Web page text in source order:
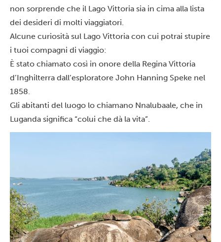
non sorprende che il Lago Vittoria sia in cima alla lista
dei desideri di molti viaggiatori.
Alcune curiosità sul Lago Vittoria con cui potrai stupire
i tuoi compagni di viaggio:
È stato chiamato così in onore della Regina Vittoria
d’Inghilterra dall’esploratore John Hanning Speke nel
1858.
Gli abitanti del luogo lo chiamano Nnalubaale, che in
Luganda significa “colui che dà la vita”.